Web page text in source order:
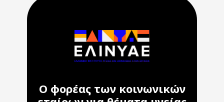
Ο φορέας των κοινωνικών